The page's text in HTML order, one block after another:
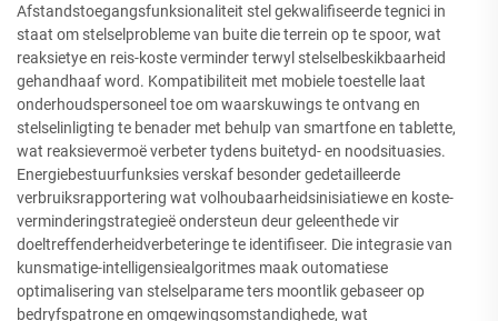
Afstandstoegangsfunksionaliteit stel gekwalifiseerde tegnici in
staat om stelselprobleme van buite die terrein op te spoor, wat
reaksietye en reis-koste verminder terwyl stelselbeskikbaarheid
gehandhaaf word. Kompatibiliteit met mobiele toestelle laat
onderhoudspersoneel toe om waarskuwings te ontvang en
stelselinligting te benader met behulp van smartfone en tablette,
wat reaksievermoë verbeter tydens buitetyd- en noodsituasies.
Energiebestuurfunksies verskaf besonder gedetailleerde
verbruiksrapportering wat volhoubaarheidsinisiatiewe en koste-
verminderingstrategieë ondersteun deur geleenthede vir
doeltreffenderheidverbeteringe te identifiseer. Die integrasie van
kunsmatige-intelligensiealgoritmes maak outomatiese
optimalisering van stelselparame ters moontlik gebaseer op
bedryfspatrone en omgewingsomstandighede, wat